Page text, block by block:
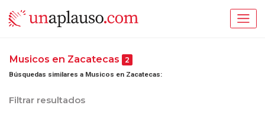
Musicos en Zacatecas 2
Búsquedas similares a Musicos en Zacatecas:
Filtrar resultados